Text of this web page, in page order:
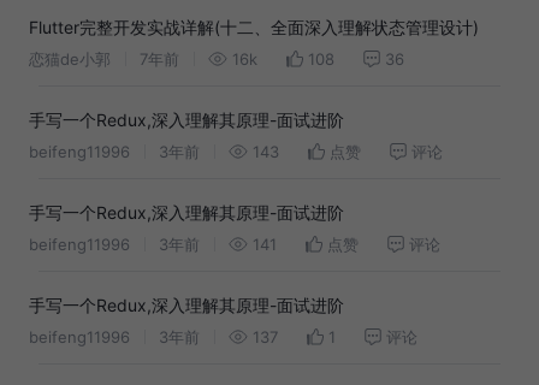
Flutter完整开发实战详解(十二、全面深入理解状态管理设计)
恋猫de小郭 7年前 16k 108 36
手写一个Redux,深入理解其原理-面试进阶
beifeng11996 3年前 143 点赞 评论
手写一个Redux,深入理解其原理-面试进阶
beifeng11996 3年前 141 点赞 评论
手写一个Redux,深入理解其原理-面试进阶
beifeng11996 3年前 137 1 评论